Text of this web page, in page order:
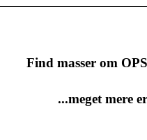
Find masser om
...meget mere